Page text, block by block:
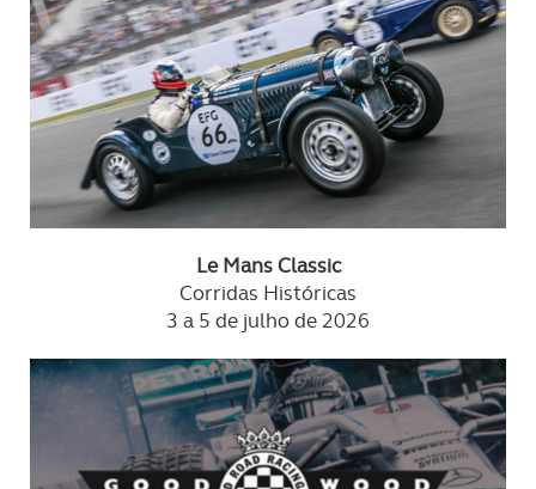
Le Mans Classic
Corridas Históricas
3 a 5 de julho de 2026